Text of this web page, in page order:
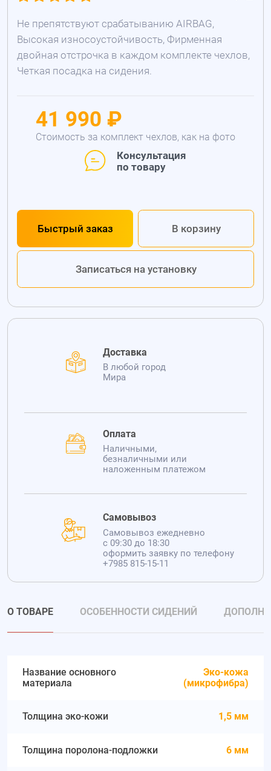
Не препятствуют срабатыванию AIRBAG,
Высокая износоустойчивость, Фирменная
двойная отстрочка в каждом комплекте чехлов,
Четкая посадка на сидения.
41 990 ₽
Стоимость за комплект чехлов, как на фото
Консультация
по товару
Быстрый заказ В корзину
Записаться на установку
Доставка
В любой город
Мира
Оплата
Наличными,
безналичными или
наложенным платежом
Самовывоз
Самовывоз ежедневно
с 09:30 до 18:30
оформить заявку по телефону
+7985 815-15-11
О ТОВАРЕ ОСОБЕННОСТИ СИДЕНИЙ
Название основного
материала
Эко-кожа
(микрофибра)
Толщина эко-кожи 1,5 мм
Толщина поролона-подложки 6 мм